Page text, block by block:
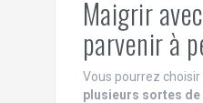
Maigrir
parvenir à
Vous pourrez
plusieurs sortes de